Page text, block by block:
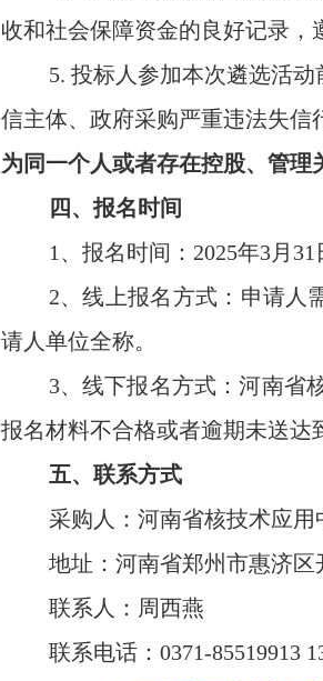
收和社会保障资金的良好记录，
5. 投标人参加本次遴选活
信主体、政府采购严重违法失信
为同一个人或者存在控股、管理
四、报名时间
1、报名时间：2025年3月
2、线上报名方式：申请人
请人单位全称。
3、线下报名方式：河南省
报名材料不合格或者逾期未送达
五、联系方式
采购人：河南省核技术应用
地址：河南省郑州市惠济区
联系人：周西燕
联系电话：0371-85519913